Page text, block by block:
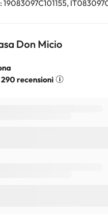
potrebbero essere a
19083097C101155,
Don Micio
290 recensioni